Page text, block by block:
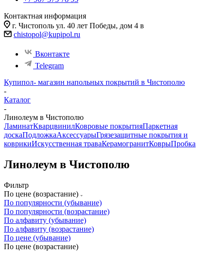
Контактная информация
г. Чистополь ул. 40 лет Победы, дом 4 в
chistopol@kupipol.ru
Вконтакте
Telegram
Купипол- магазин напольных покрытий в Чистополю
-
Каталог
-
Линолеум в Чистополю
ЛаминатКварцвинилКовровые покрытияПаркетная
доскаПодложкаАксессуарыГрязезащитные покрытия и
коврикиИскусственная траваКерамогранитКоврыПробка
Линолеум в Чистополю
Фильтр
По цене (возрастание)
По популярности (убывание)
По популярности (возрастание)
По алфавиту (убывание)
По алфавиту (возрастание)
По цене (убывание)
По цене (возрастание)